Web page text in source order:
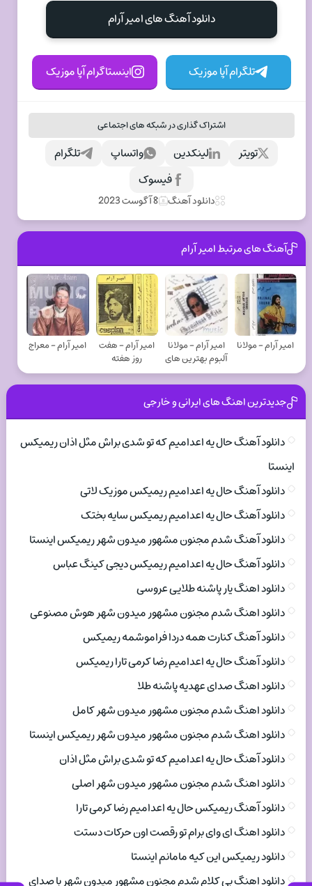
دانلود آهنگ های امیر آرام
تلگرام آپا موزیک اینستاگرام آپا موزیک
اشتراک گذاری در شبکه های اجتماعی
تلگرام واتساپ لینکدین
تویتر
فیسوک
دانلود آهنگ 8 آگوست 2023
آهنگ های مرتبط امیر آرام
امیر آرام - مولانا
امیر آرام - مولانا
آلبوم بهترین های
امیر آرام - هفت
روز هفته
امیر آرام - معراج
جدیدترین اهنگ های ایرانی و خارجی
دانلود آهنگ حال یه اعدامیم که تو شدی براش مثل اذان ریمیکس
اینستا
دانلود آهنگ حال یه اعدامیم ریمیکس موزیک لاتی
دانلود آهنگ حال یه اعدامیم ریمیکس سایه بختک
دانلود آهنگ شدم مجنون مشهور میدون شهر ریمیکس اینستا
دانلود آهنگ حال یه اعدامیم ریمیکس دیجی کینگ عباس
دانلود اهنگ یار پاشنه طلایی عروسی
دانلود اهنگ شدم مجنون مشهور میدون شهر هوش مصنوعی
دانلود آهنگ کنارت همه دردا فراموشمه ریمیکس
دانلود آهنگ حال یه اعدامیم رضا کرمی تارا ریمیکس
دانلود اهنگ صدای عهدیه پاشنه طلا
دانلود اهنگ شدم مجنون مشهور میدون شهر کامل
دانلود اهنگ شدم مجنون مشهور میدون شهر ریمیکس اینستا
دانلود آهنگ حال یه اعدامیم که تو شدی براش مثل اذان
دانلود اهنگ شدم مجنون مشهور میدون شهر اصلی
دانلود آهنگ ریمیکس حال یه اعدامیم رضا کرمی تارا
دانلود اهنگ ای وای برام تو رقصت اون حرکات دستت
دانلود ریمیکس این کیه مامانم اینستا
دانلود اهنگ بی کلام شدم مجنون مشهور میدون شهر با صدای